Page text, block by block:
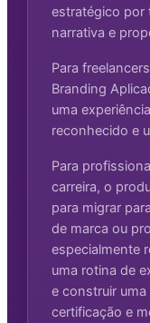
estratégico por
narrativa e
Para
Branding
uma
reconhecido e
Para
carreira, o
para migrar
de marca ou
especialmente
uma rotina de
e construir
certificação e